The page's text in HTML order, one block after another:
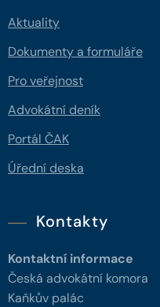
Aktuality
Dokumenty a formuláře
Pro veřejnost
Advokátní deník
Portál ČAK
Úřední deska
Kontakty
Kontaktní informace
Česká advokátní komora
Kaňkův palác